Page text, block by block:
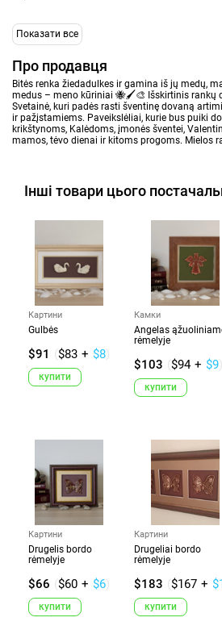
Показати все
Про продавця
Bitės renka žiedadulkes ir gamina iš jų medų,
medus – meno kūriniai 🐝🖌️🎨 Išskirtinis rankų
Svetainė, kuri padės rasti šventinę dovaną
ir pažįstamiems. Paveikslėliai, kurie bus puiki
krikštynoms, Kalėdoms, įmonės šventei,
mamos, tėvo dienai ir kitoms progoms. Mielos
Інші товари цього
Картини
Gulbės
$91 ($83 + $8)
купити
Камки
Angelas
rėmelyje
$103 ($94 + $9)
купити
Картини
Drugelis bordo
rėmelyje
$66 ($60 + $6)
купити
Картини
Drugeliai bordo
rėmelyje
$183 ($167 +
купити